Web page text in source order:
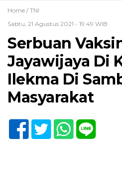
Home / TNI
Sabtu, 21 Agustus 2021 - 19:49 WIB
Serbuan
Jayawijaya Di
Ilekma Di
Masyarakat